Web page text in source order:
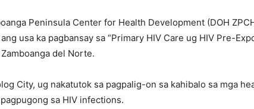
Peninsula Center for Health Development (DOH
usa ka pagbansay sa “Primary HIV Care ug HIV Pre-
del Norte.
City, ug nakatutok sa pagpalig-on sa kahibalo sa mga
sa HIV infections.